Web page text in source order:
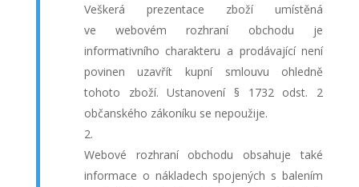
Veškerá prezentace zboží umístěná
ve webovém rozhraní obchodu je
informativního charakteru a prodávající není
povinen uzavřít kupní smlouvu ohledně
tohoto zboží. Ustanovení § 1732 odst. 2
občanského zákoníku se nepoužije.
Webové rozhraní obchodu obsahuje také
informace o nákladech spojených s balením